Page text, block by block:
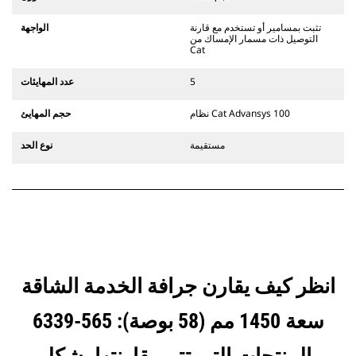
الثابتة. تتميز قارنات التوصيل المخصصة
الواجهة
تثبت بمسامير أو تستخدم مع قارنة
التوصيل ذات مسمار الإمساك من
Cat
عدد المهايئات 5
حجم المهايئ نظام Cat Advansys 100
نوع الحد مستقيمة
انظر كيف يقارن جرافة الخدمة الشاقة
سعة 1450 مم (58 بوصة): 565-6339